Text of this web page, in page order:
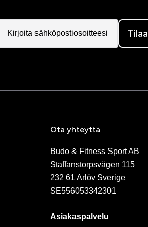
Tilaa
Ota yhteyttä
Budo & Fitness Sport AB
Staffanstorpsvägen 115
232 61 Arlöv Sverige
SE556053342301
Asiakaspalvelu